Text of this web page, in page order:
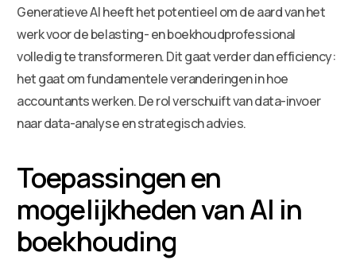
Generatieve AI heeft het potentieel om de aard van het
werk voor de belasting- en boekhoudprofessional
volledig te transformeren. Dit gaat verder dan efficiency:
het gaat om fundamentele veranderingen in hoe
accountants werken. De rol verschuift van data-invoer
naar data-analyse en strategisch advies.
Toepassingen en
mogelijkheden van AI in
boekhouding